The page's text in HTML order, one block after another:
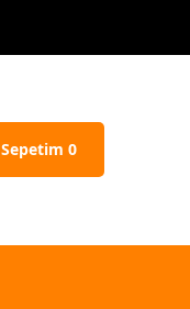
Sepetim 0